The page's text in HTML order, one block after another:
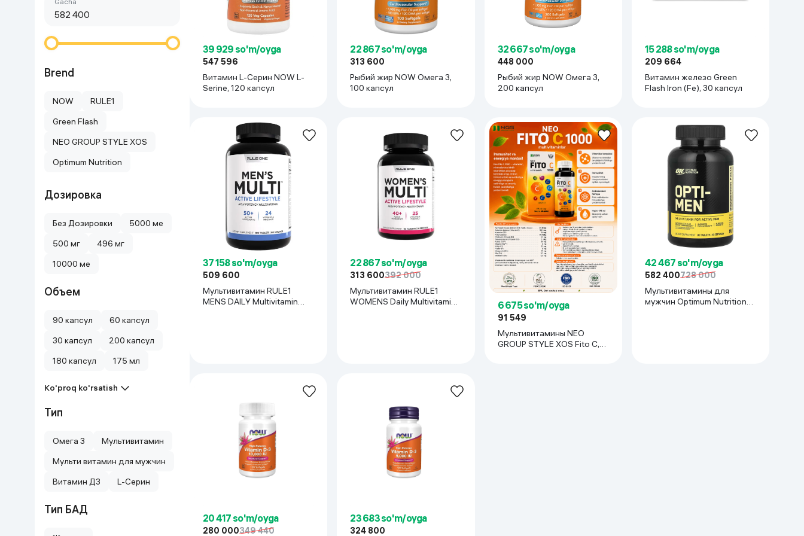
Go‘zallik va parvarish
O'yin uchun texnika
Sport tovarlari
Bolalar buyumlari
Qurilish va ta'mirlash
Zargarlik mahsulotlari
Kanselyariya
Maishiy kimyo
Virtual haqiqat ko'zoynaklari
Aqlli ko‘zoynaklar
Kameralar
Brend
NOW
RULE1
Green Flash
NEO GROUP STYLE XOS
Optimum Nutrition
Дозировка
Без Дозировки
5000 мe
500 мг
496 мг
10000 мe
Объем
90 капсул
60 капсул
30 капсул
200 капсул
180 капсул
175 мл
Ko'proq ko'rsatish
Тип
Омега 3
Мультивитамин
Мульти витамин для мужчин
Витамин Д3
L-Серин
Тип БАД
39 929 so'm/oyga
547 596
Витамин L-Серин NOW L-
Serine, 120 капсул
22 867 so'm/oyga
313 600
Рыбий жир NOW Омега 3,
100 капсул
32 667 so'm/oyga
448 000
Рыбий жир NOW Омега 3,
200 капсул
15 288 so'm/oyga
209 664
Витамин железо Green
Flash Iron (Fe), 30 капсул
37 158 so'm/oyga
509 600
Мультивитамин RULE1
MENS DAILY Multivitamin
22 867 so'm/oyga
313 600392 000
Мультивитамин RULE1
WOMENS Daily Multivitamin,
6 675 so'm/oyga
91 549
Мультивитамины NEO
GROUP STYLE XOS Fito C,
42 467 so'm/oyga
582 400728 000
Мультивитамины для
мужчин Optimum Nutrition
20 417 so'm/oyga
280 000349 440
23 683 so'm/oyga
324 800